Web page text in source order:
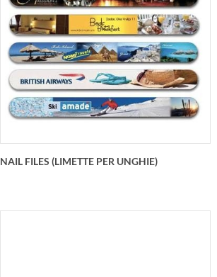
Box in cartoncino american
bristol 229x113x45 mm100
fazzolettini doppio velo oppure 65
fazzolettini 3 veliPersonalizzabile in
quadricromia sui 6
NAIL FILES (LIMETTE PER UNGHIE)